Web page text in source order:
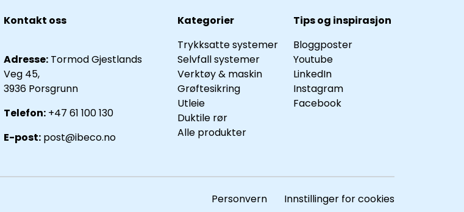
Personvern Innstillinger for cookies
Kontakt oss
Adresse: Tormod Gjestlands
Veg 45,
3936 Porsgrunn
Telefon: +47 61 100 130
E-post: post@ibeco.no
Kategorier
Trykksatte systemer
Selvfall systemer
Verktøy & maskin
Grøftesikring
Utleie
Duktile rør
Alle produkter
Tips og inspirasjon
Bloggposter
Youtube
LinkedIn
Instagram
Facebook